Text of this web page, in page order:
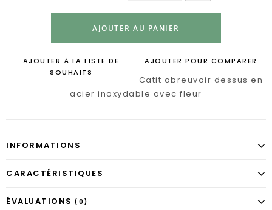
AJOUTER AU PANIER
AJOUTER À LA LISTE DE
SOUHAITS
AJOUTER POUR COMPARER
Catit abreuvoir dessus en
acier inoxydable avec fleur
INFORMATIONS
CARACTÉRISTIQUES
ÉVALUATIONS (0)